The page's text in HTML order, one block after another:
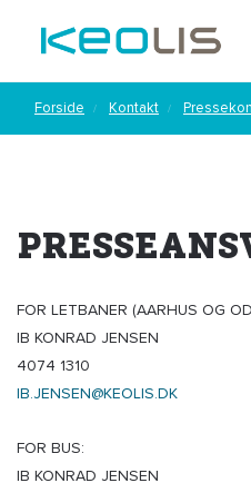
Forside Kontakt
FOR LETBANER (AARHUS OG
IB KONRAD JENSEN
4074 1310
IB.JENSEN@KEOLIS.DK
FOR BUS:
IB KONRAD JENSEN